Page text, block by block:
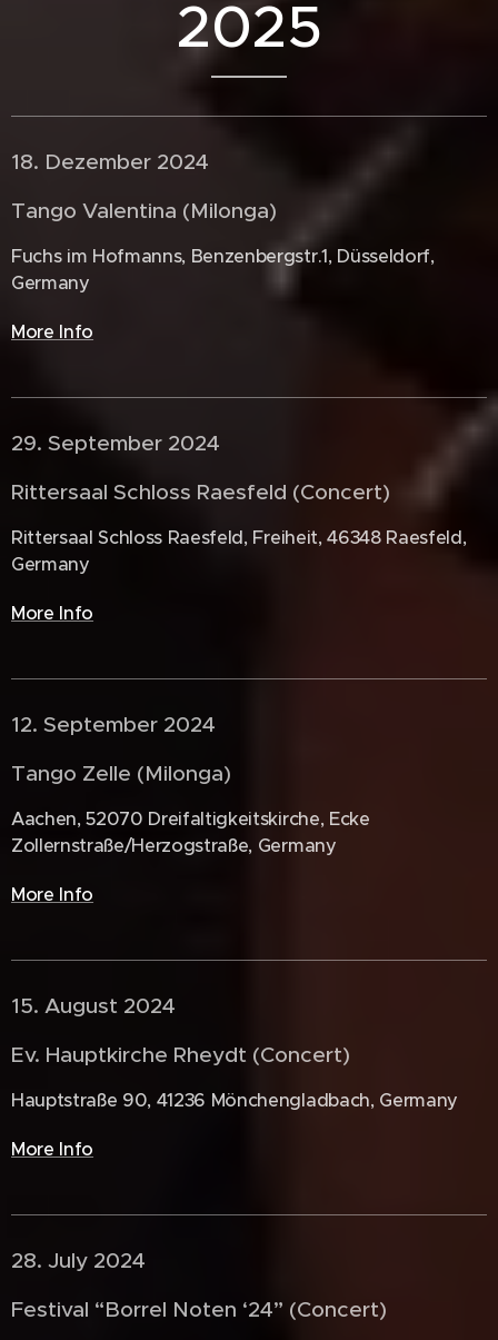
2025
18. Dezember 2024 🇩🇪
Tango Valentina (Milonga)
Fuchs im Hofmanns, Benzenbergstr.1, Düsseldorf,
Germany
More Info
29. September 2024 🇩🇪
Rittersaal Schloss Raesfeld (Concert)
Rittersaal Schloss Raesfeld, Freiheit, 46348 Raesfeld,
Germany
More Info
12. September 2024 🇩🇪
Tango Zelle (Milonga)
Aachen, 52070 Dreifaltigkeitskirche, Ecke
Zollernstraße/Herzogstraße, Germany
More Info
15. August 2024 🇩🇪
Ev. Hauptkirche Rheydt (Concert)
Hauptstraße 90, 41236 Mönchengladbach, Germany
More Info
28. July 2024 🇳🇱
Festival “Borrel Noten ‘24” (Concert)